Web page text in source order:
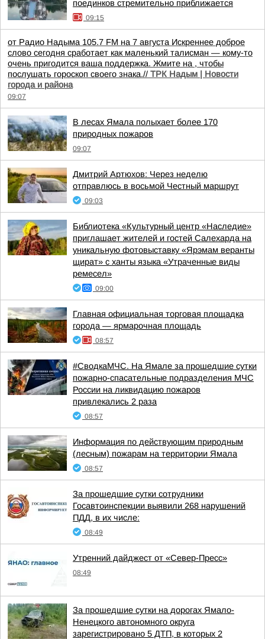
поединков стремительно приближается
09:15
от Радио Надыма 105.7 FM на 7 августа Искреннее доброе
слово сегодня сработает как маленький талисман — кому-то
очень пригодится ваша поддержка. Жмите на , чтобы
послушать гороскоп своего знака.// ТРК Надым | Новости
города и района
09:07
В лесах Ямала полыхает более 170
природных пожаров
09:07
Дмитрий Артюхов: Через неделю
отправлюсь в восьмой Честный маршрут
09:03
Библиотека «Культурный центр «Наследие»
приглашает жителей и гостей Салехарда на
уникальную фотовыставку «Ярэмам веранты
щират» с ханты языка «Утраченные виды
ремесел»
09:00
Главная официальная торговая площадка
города — ярмарочная площадь
08:57
#СводкаМЧС. На Ямале за прошедшие сутки
пожарно-спасательные подразделения МЧС
России на ликвидацию пожаров
привлекались 2 раза
08:57
Информация по действующим природным
(лесным) пожарам на территории Ямала
08:57
За прошедшие сутки сотрудники
Госавтоинспекции выявили 268 нарушений
ПДД, в их числе:
08:49
Утренний дайджест от «Север-Пресс»
08:49
За прошедшие сутки на дорогах Ямало-
Ненецкого автономного округа
зарегистрировано 5 ДТП, в которых 2